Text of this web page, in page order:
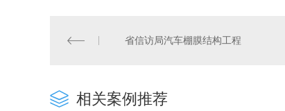
省信访局汽车棚膜结构工程
相关案例推荐